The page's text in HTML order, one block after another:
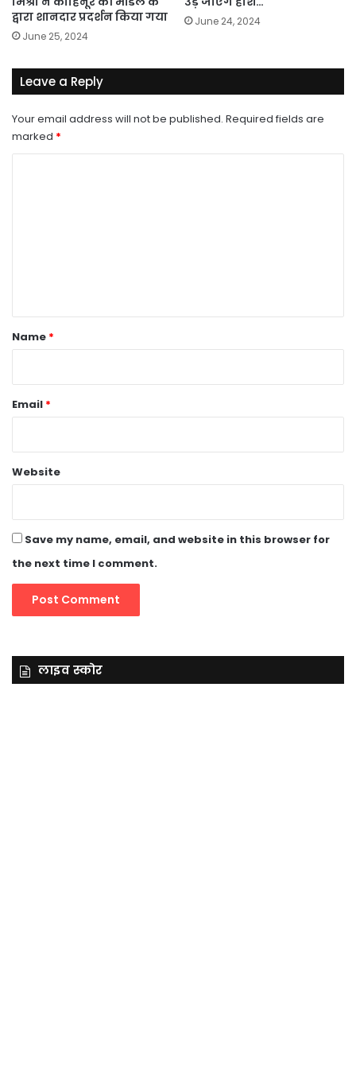
द्वारा शानदार प्रदर्शन किया गया
June 25, 2024
June 24, 2024
Leave a Reply
Your email address will not be published. Required fields are
marked *
*
Name *
Email *
Website
Save my name, email, and website in this browser for
the next time I comment.
लाइव स्कोर